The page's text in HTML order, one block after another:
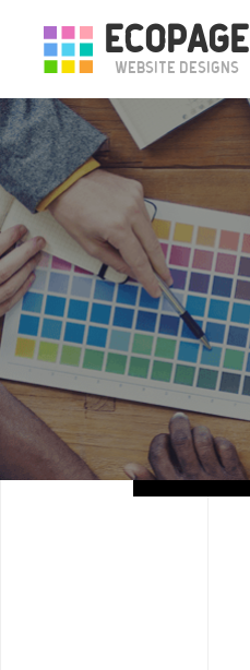
ECOPAGE
Website Designs